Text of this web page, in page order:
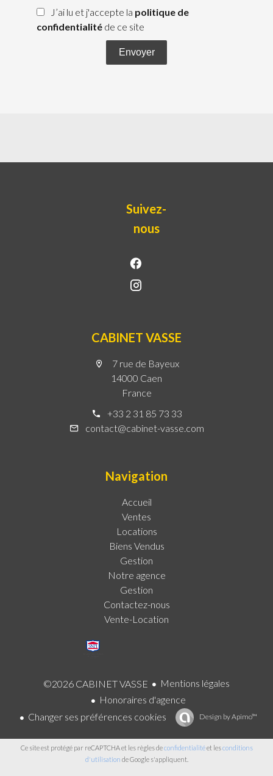
J’ai lu et j'accepte la politique de
confidentialité de ce site
Envoyer
Suivez-
nous
CABINET VASSE
7 rue de Bayeux
14000 Caen
France
+33 2 31 85 73 33
contact@cabinet-vasse.com
Navigation
Accueil
Ventes
Locations
Biens Vendus
Gestion
Notre agence
Gestion
Contactez-nous
Vente-Location
©2026 CABINET VASSE
Mentions légales
Honoraires d'agence
Changer ses préférences cookies
Design byApimo™
Ce site est protégé par reCAPTCHA et les règles deconfidentialitéet lesconditions
d'utilisation de Google s'appliquent.